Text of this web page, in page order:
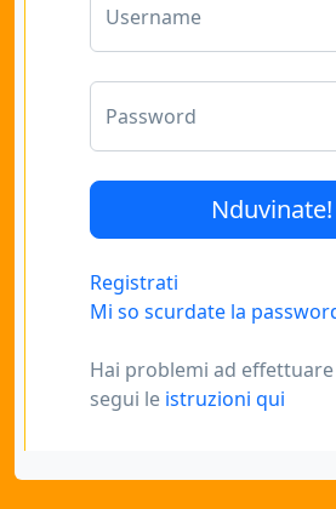
Username
Password
Registrati
Mi so scurdate la
Hai problemi ad
segui le istruzioni qui